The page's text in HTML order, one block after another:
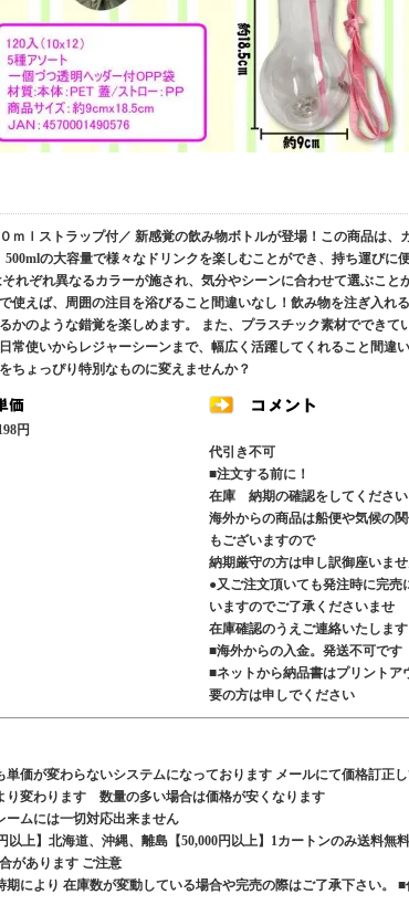
ｍｌストラップ付／ 新感覚の飲み物ボトルが登場！この商品は、
の大容量で様々なドリンクを楽しむことができ、持ち運びに
れぞれ異なるカラーが施され、気分やシーンに合わせて選ぶこと
使えば、周囲の注目を浴びること間違いなし！飲み物を注ぎ入れ
かのような錯覚を楽しめます。 また、プラスチック素材でできて
常使いからレジャーシーンまで、幅広く活躍してくれること間違
ちょっぴり特別なものに変えませんか？
円
代引き不可
■注文する前に！
在庫 納期の確認をしてください
海外からの商品は船便や気候の
もございますので
納期厳守の方は申し訳御座いま
●又ご注文頂いても発注時に完売
いますのでご了承くださいませ
在庫確認のうえご連絡いたします
■海外からの入金。発送不可です
■ネットから納品書はプリント
要の方は申しでください
単価が変わらないシステムになっております メールにて価格訂正
変わります 数量の多い場合は価格が安くなります
ームには一切対応出来ません
以上】北海道、沖縄、離島【50,000円以上】1カートンのみ送料
合があります ご注意
期により 在庫数が変動している場合や完売の際はご了承下さい。